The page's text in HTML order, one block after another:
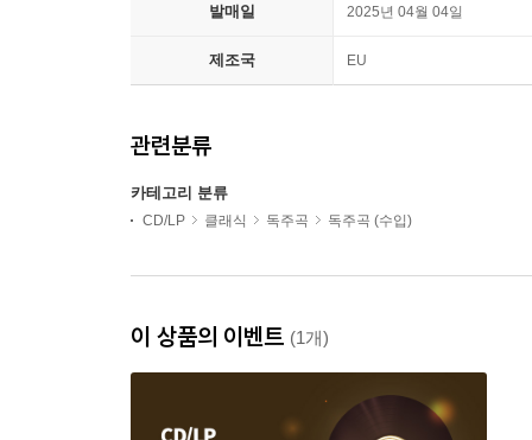
발매일 2025년 04월 04일
제조국 EU
관련분류
카테고리 분류
CD/LP 클래식 독주곡 독주곡 (수입)
이 상품의 이벤트 (1개)